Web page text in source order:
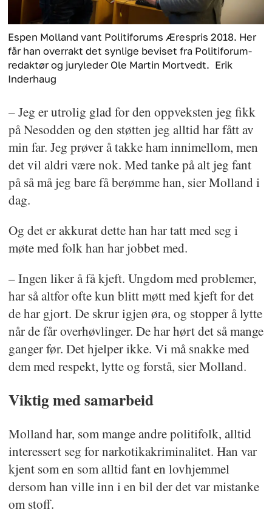
Espen Molland vant Politiforums Ærespris 2018. Her
får han overrakt det synlige beviset fra Politiforum-
redaktør og juryleder Ole Martin Mortvedt. Erik
Inderhaug
– Jeg er utrolig glad for den oppveksten jeg fikk
på Nesodden og den støtten jeg alltid har fått av
min far. Jeg prøver å takke ham innimellom, men
det vil aldri være nok. Med tanke på alt jeg fant
på så må jeg bare få berømme han, sier Molland i
dag.
Og det er akkurat dette han har tatt med seg i
møte med folk han har jobbet med.
– Ingen liker å få kjeft. Ungdom med problemer,
har så altfor ofte kun blitt møtt med kjeft for det
de har gjort. De skrur igjen øra, og stopper å lytte
når de får overhøvlinger. De har hørt det så mange
ganger før. Det hjelper ikke. Vi må snakke med
dem med respekt, lytte og forstå, sier Molland.
Viktig med samarbeid
Molland har, som mange andre politifolk, alltid
interessert seg for narkotikakriminalitet. Han var
kjent som en som alltid fant en lovhjemmel
dersom han ville inn i en bil der det var mistanke
om stoff.